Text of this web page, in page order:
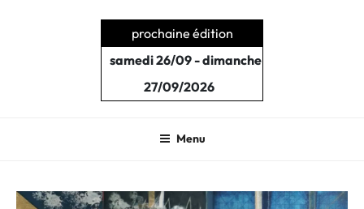
prochaine édition
samedi 26/09 - dimanche
27/09/2026
Menu